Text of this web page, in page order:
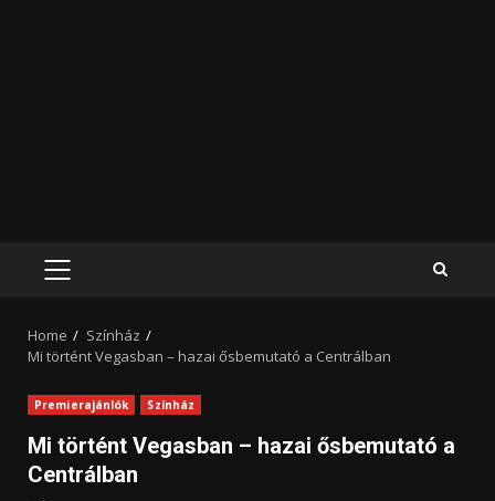
PRIMARY
Home
Színház
Mi történt Vegasban – hazai ősbemutató a Centrálban
Premierajánlók Színház
Mi történt Vegasban – hazai ősbemutató a
Centrálban